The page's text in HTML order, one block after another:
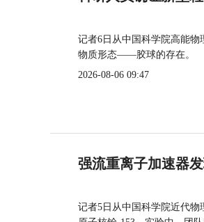
记者6日从中国科学院高能
物质形态——胶球的存在。
2026-08-06 09:47
强流重离子加速器
记者5日从中国科学院近代